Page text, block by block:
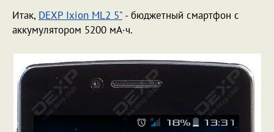
Итак, DEXP Ixion ML2 5" - бюджетный смартфон с
аккумулятором 5200 мА·ч.